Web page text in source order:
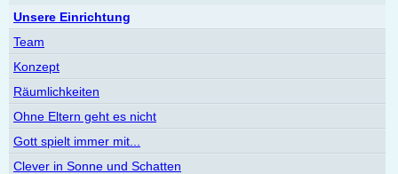
Unsere Einrichtung
Team
Konzept
Räumlichkeiten
Ohne Eltern geht es nicht
Gott spielt immer mit...
Clever in Sonne und Schatten